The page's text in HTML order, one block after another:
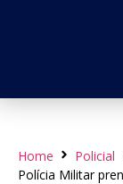
Home
Policial
Polícia Militar